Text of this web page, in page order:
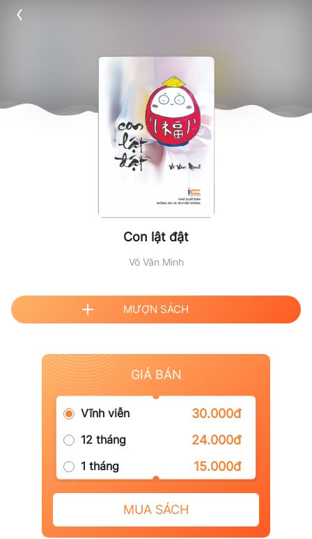
Con lật đật
Võ Văn Minh
MƯỢN SÁCH
GIÁ BÁN
Vĩnh viễn 30.000đ
12 tháng 24.000đ
1 tháng 15.000đ
MUA SÁCH